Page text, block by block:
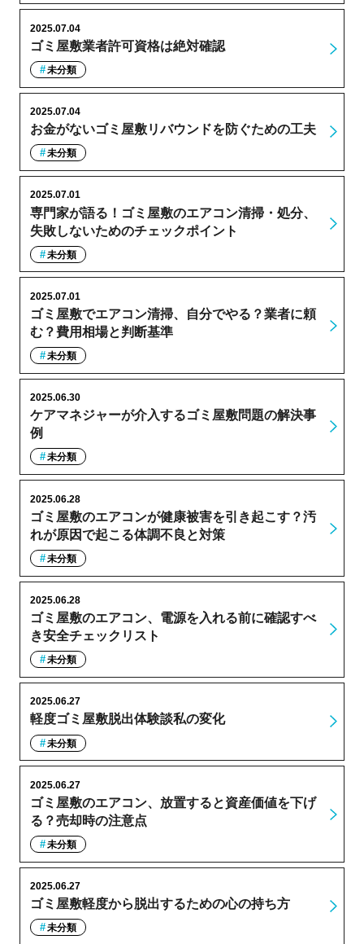
ゴミ屋敷業者許可資格は絶対確認
2025.07.04
未分類
お金がないゴミ屋敷リバウンドを防ぐための工夫
2025.07.04
未分類
専門家が語る！ゴミ屋敷のエアコン清掃・処分、
失敗しないためのチェックポイント
2025.07.01
未分類
ゴミ屋敷でエアコン清掃、自分でやる？業者に頼
む？費用相場と判断基準
2025.07.01
未分類
ケアマネジャーが介入するゴミ屋敷問題の解決事
例
2025.06.30
未分類
ゴミ屋敷のエアコンが健康被害を引き起こす？汚
れが原因で起こる体調不良と対策
2025.06.28
未分類
ゴミ屋敷のエアコン、電源を入れる前に確認すべ
き安全チェックリスト
2025.06.28
未分類
軽度ゴミ屋敷脱出体験談私の変化
2025.06.27
未分類
ゴミ屋敷のエアコン、放置すると資産価値を下げ
る？売却時の注意点
2025.06.27
未分類
ゴミ屋敷軽度から脱出するための心の持ち方
2025.06.27
未分類